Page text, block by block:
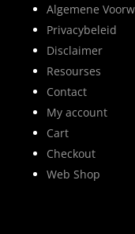
Algemene
Privacybeleid
Disclaimer
Resourses
Contact
My account
Cart
Checkout
Web Shop